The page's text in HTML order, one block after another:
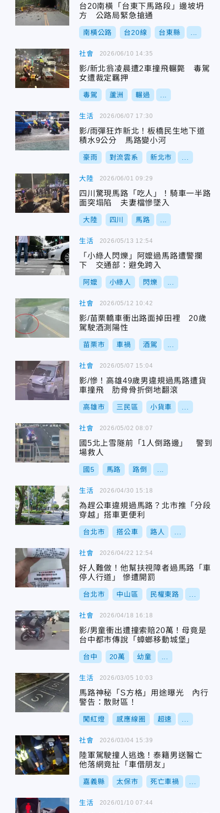
台20南橫「台東下馬路段」邊坡坍
方 公路局緊急搶通
南橫公路 台20線 台東縣
社會
影/新北翁凌晨遭2車撞飛輾斃 毒駕
女遭裁定羈押
毒駕 蘆洲 輾過
2026/06/10 14:35
生活
影/雨彈狂炸新北！板橋民生地下道
積水9公分 馬路變小河
豪雨 對流雲系 新北市
2026/06/07 17:30
大陸
四川驚現馬路「吃人」！騎車一半路
面突塌陷 夫妻檔慘墜入
大陸 四川 馬路
2026/06/01 09:29
生活
「小綠人閃爍」阿嬤過馬路遭警攔
下 交通部：避免跨入
阿嬤 小綠人 閃爍
2026/05/13 12:54
社會
影/苗栗轎車衝出路面掉田裡 20歲
駕駛酒測陽性
苗栗市 車禍 酒駕
2026/05/12 10:42
社會
影/慘！高雄49歲男違規過馬路遭貨
車撞飛 肋骨骨折倒地翻滾
高雄市 三民區 小貨車
2026/05/07 15:04
社會
國5北上雪隧前「1人倒路邊」 警到
場救人
國5 馬路 路倒
2026/05/02 08:07
生活
為趕公車違規過馬路？北市推「分段
穿越」搭車更便利
台北市 搭公車 路人
2026/04/30 15:18
社會
好人難做！他幫扶視障者過馬路「車
停人行道」 慘遭開罰
台北市 中山區 民權東路
2026/04/22 12:54
社會
影/男童衝出遭撞索賠20萬！母竟是
台中都市傳說「蟑螂移動城堡」
台中 20萬 幼童
2026/04/18 16:18
生活
馬路神秘「S方格」用途曝光 內行
警告：散財區！
闖紅燈 感應線圈 超速
2026/03/05 10:03
社會
陸軍駕駛撞人逃逸！泰籍男送醫亡
他落網竟扯「車借朋友」
嘉義縣 太保市 死亡車禍
2026/03/04 15:39
生活 2026/01/10 07:44